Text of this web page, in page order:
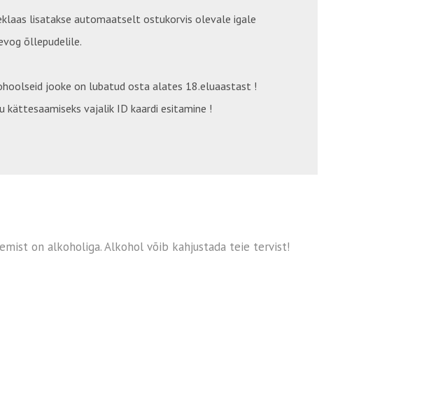
lisatakse automaatselt ostukorvis olevale igale
õllepudelile.
jooke on lubatud osta alates 18.eluaastast !
kättesaamiseks vajalik ID kaardi esitamine !
on alkoholiga. Alkohol võib kahjustada teie tervist!